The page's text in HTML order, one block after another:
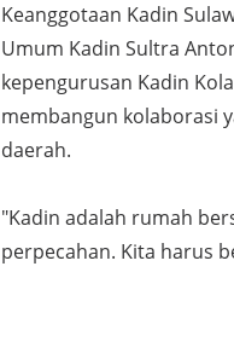
Keanggotaan Kadin
Umum Kadin Sultra
kepengurusan Kadin
membangun kolaborasi
daerah.
"Kadin adalah rumah
perpecahan. Kita harus